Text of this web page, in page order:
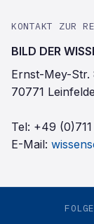
KONTAKT ZUR
BILD DER
Ernst-Mey-Str.
70771
Tel: +49
E-Mail: